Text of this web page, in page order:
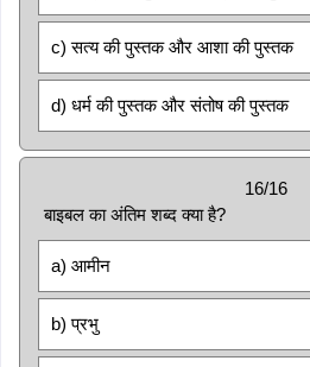
c) सत्य की पुस्तक और आशा की पुस्तक
d) धर्म की पुस्तक और संतोष की पुस्तक
16/16
बाइबल का अंतिम शब्द क्या है?
a) आमीन
b) प्रभु